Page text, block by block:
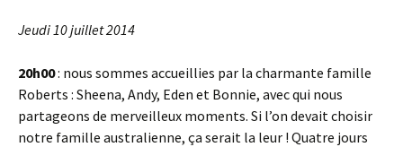
Jeudi 10 juillet 2014
20h00: nous sommes accueillies par la charmante famille
Roberts : Sheena, Andy, Eden et Bonnie, avec qui nous
partageons de merveilleux moments. Si l’on devait choisir
notre famille australienne, ça serait la leur ! Quatre jours